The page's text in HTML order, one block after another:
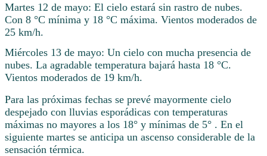
Martes 12 de mayo: El cielo estará sin rastro de nubes.
Con 8 °C mínima y 18 °C máxima. Vientos moderados de
25 km/h.
Miércoles 13 de mayo: Un cielo con mucha presencia de
nubes. La agradable temperatura bajará hasta 18 °C.
Vientos moderados de 19 km/h.
Para las próximas fechas se prevé mayormente cielo
despejado con lluvias esporádicas con temperaturas
máximas no mayores a los 18° y mínimas de 5° . En el
siguiente martes se anticipa un ascenso considerable de la
sensación térmica.